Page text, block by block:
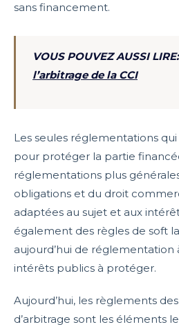
sans financement.
VOUS POUVEZ AUSSI LIRE:
l’arbitrage de la CCI
Les seules réglementations qui
pour protéger la partie
réglementations plus
obligations et du droit
adaptées au sujet et aux
également des règles de soft
aujourd’hui de réglementation
intérêts publics à protéger.
Aujourd’hui, les règlements
d’arbitrage sont les éléments